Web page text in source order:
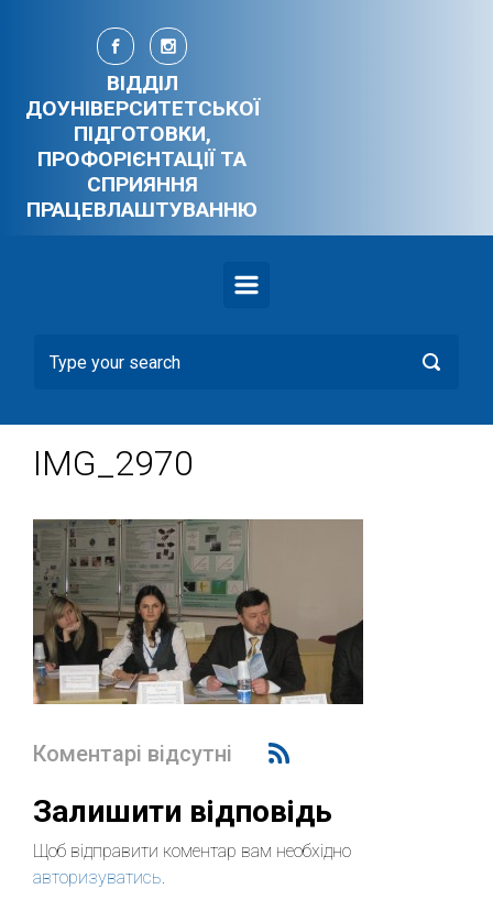
Skip to main content
ВІДДІЛ
ДОУНІВЕРСИТЕТСЬКОЇ
ПІДГОТОВКИ,
ПРОФОРІЄНТАЦІЇ ТА
СПРИЯННЯ
ПРАЦЕВЛАШТУВАННЮ
IMG_2970
Коментарі відсутні
Залишити відповідь
Щоб відправити коментар вам необхідно
авторизуватись.